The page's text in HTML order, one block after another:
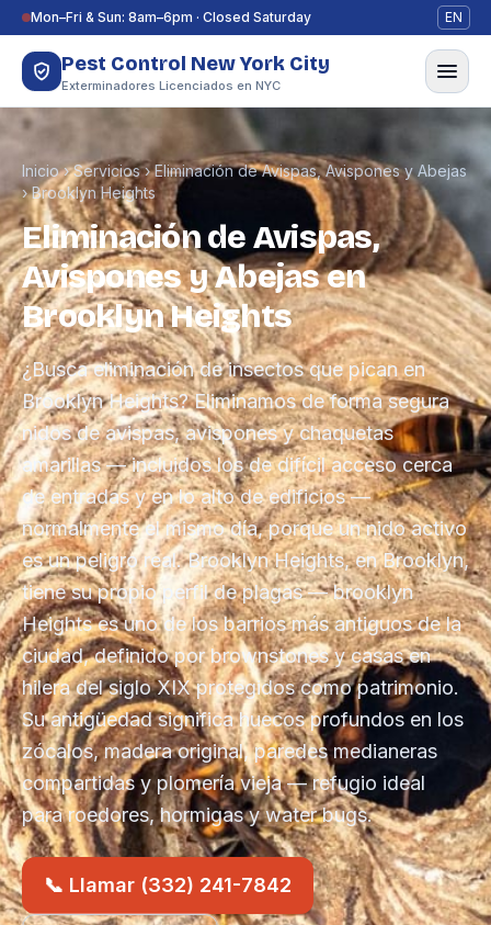
Saltar al contenido
Mon–Fri & Sun: 8am–6pm · Closed Saturday EN
Pest Control New York City
Exterminadores Licenciados en NYC
Inicio›Servicios›Eliminación de Avispas, Avispones y Abejas
›Brooklyn Heights
Eliminación de Avispas,
Avispones y Abejas en
Brooklyn Heights
¿Busca eliminación de insectos que pican en
Brooklyn Heights? Eliminamos de forma segura
nidos de avispas, avispones y chaquetas
amarillas — incluidos los de difícil acceso cerca
de entradas y en lo alto de edificios —
normalmente el mismo día, porque un nido activo
es un peligro real. Brooklyn Heights, en Brooklyn,
tiene su propio perfil de plagas — brooklyn
Heights es uno de los barrios más antiguos de la
ciudad, definido por brownstones y casas en
hilera del siglo XIX protegidos como patrimonio.
Su antigüedad significa huecos profundos en los
zócalos, madera original, paredes medianeras
compartidas y plomería vieja — refugio ideal
para roedores, hormigas y water bugs.
📞 Llamar (332) 241-7842